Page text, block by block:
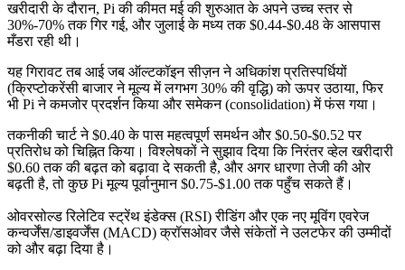
खरीदारी के दौरान, Pi की कीमत मई की शुरुआत के अपने उच्च स्तर से
30%-70% तक गिर गई, और जुलाई के मध्य तक $0.44-$0.48 के आसपास
मँडरा रही थी।
यह गिरावट तब आई जब ऑल्टकॉइन सीज़न ने अधिकांश प्रतिस्पर्धियों
(क्रिप्टोकरेंसी बाजार ने मूल्य में लगभग 30% की वृद्धि) को ऊपर उठाया, फिर
भी Pi ने कमजोर प्रदर्शन किया और समेकन (consolidation) में फंस गया।
तकनीकी चार्ट ने $0.40 के पास महत्वपूर्ण समर्थन और $0.50-$0.52 पर
प्रतिरोध को चिह्नित किया। विश्लेषकों ने सुझाव दिया कि निरंतर व्हेल खरीदारी
$0.60 तक की बढ़त को बढ़ावा दे सकती है, और अगर धारणा तेजी की ओर
बढ़ती है, तो कुछ Pi मूल्य पूर्वानुमान $0.75-$1.00 तक पहुँच सकते हैं।
ओवरसोल्ड रिलेटिव स्ट्रेंथ इंडेक्स (RSI) रीडिंग और एक नए मूविंग एवरेज
कन्वर्जेंस/डाइवर्जेंस (MACD) क्रॉसओवर जैसे संकेतों ने उलटफेर की उम्मीदों
को और बढ़ा दिया है।